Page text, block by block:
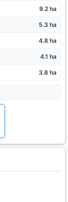
9.2 ha
5.3 ha
4.8 ha
4.1 ha
3.8 ha